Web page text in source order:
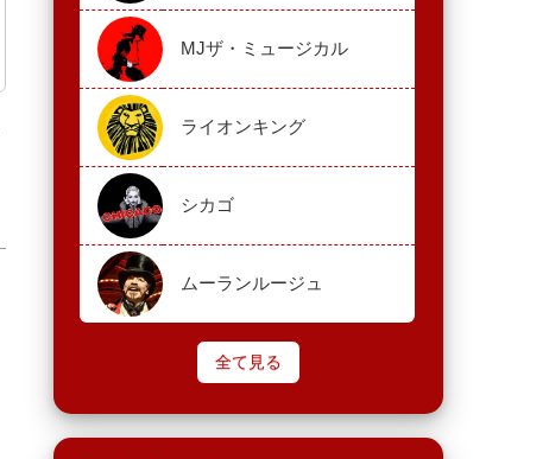
MJザ・ミュージカル
ライオンキング
シカゴ
ムーランルージュ
全て見る